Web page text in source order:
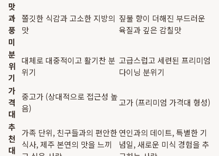
맛
과
풍
미
쫄깃한 식감과 고소한 지방의
맛
짚불 향이 더해진 부드러운
육질과 깊은 감칠맛
분
위
기
대체로 대중적이고 활기찬 분
위기
고급스럽고 세련된 프리미엄
다이닝 분위기
가
격
대
중고가 (상대적으로 접근성 높
음)
고가 (프리미엄 가격대 형성)
추
천
대
가족 단위, 친구들과의 편안한
식사, 제주 본연의 맛을 느끼
연인과의 데이트, 특별한 기
념일, 새로운 미식 경험을 추